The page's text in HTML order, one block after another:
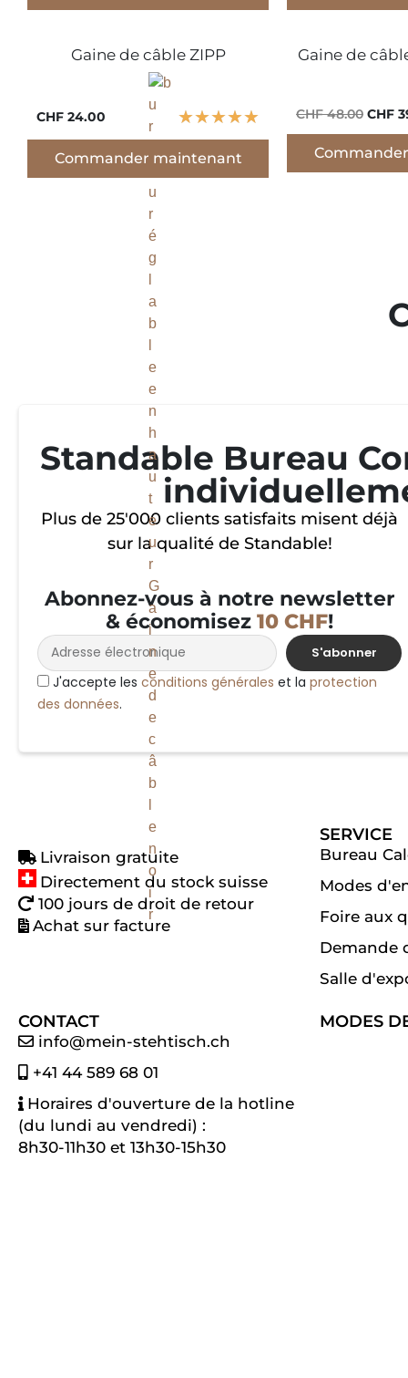
Gaine de câble ZIPP
CHF 24.00 ★★★★★
Commander maintenant
Gaine de
CHF 48.00 CHF
Standable Bureau
Plus de 25'000 clients satisfaits misent déjà
sur la qualité de Standable!
Abonnez-vous à notre newsletter
& économisez 10 CHF!
J'accepte les conditions générales et la protection
des données.
S'abonner
Livraison gratuite
Directement du stock suisse
100 jours de droit de retour
Achat sur facture
SERVICE
Bureau
Modes
Foire aux
Demande
Salle
CONTACT
info@mein-stehtisch.ch
+41 44 589 68 01
Horaires d'ouverture de la hotline
(du lundi au vendredi) :
8h30-11h30 et 13h30-15h30
MODES